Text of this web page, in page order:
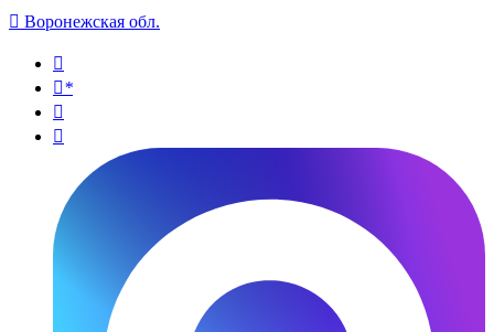
 Воронежская обл.

*

